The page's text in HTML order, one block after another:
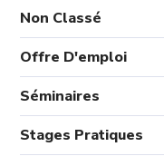
Non Classé
Offre D'emploi
Séminaires
Stages Pratiques